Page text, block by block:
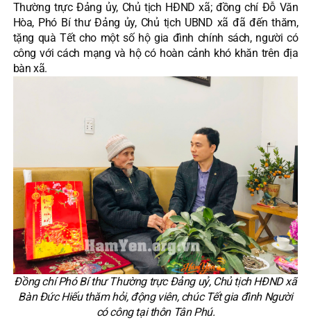
Thường trực Đảng ủy, Chủ tịch HĐND xã; đồng chí Đỗ Văn
Hòa, Phó Bí thư Đảng ủy, Chủ tịch UBND xã đã đến thăm,
tặng quà Tết cho một số hộ gia đình chính sách, người có
công với cách mạng và hộ có hoàn cảnh khó khăn trên địa
bàn xã.
Đồng chí Phó Bí thư Thường trực Đảng uỷ, Chủ tịch HĐND xã
Bàn Đức Hiếu thăm hỏi, động viên, chúc Tết gia đình Người
có công tại thôn Tân Phú.